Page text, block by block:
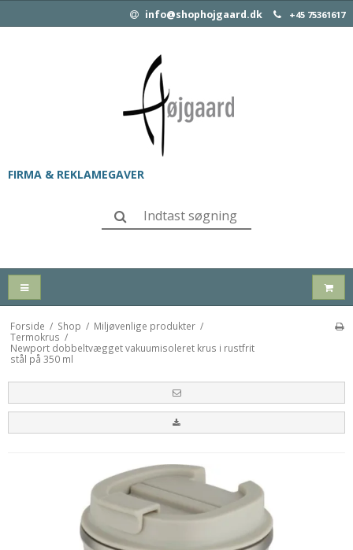
info@shophojgaard.dk +45 75361617
FIRMA & REKLAMEGAVER
Forside / Shop / Miljøvenlige produkter /
Termokrus /
Newport dobbeltvægget vakuumisoleret krus i rustfrit
stål på 350 ml